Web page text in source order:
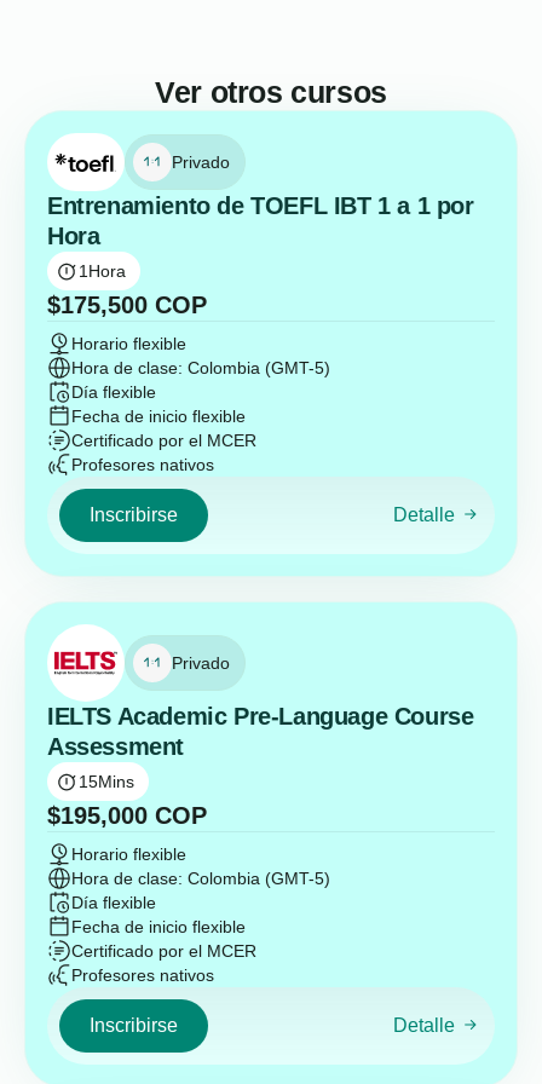
Ver otros cursos
Privado
Entrenamiento de TOEFL IBT 1 a 1 por
Hora
1 Hora
$175,500 COP
Horario flexible
Hora de clase: Colombia (GMT-5)
Día flexible
Fecha de inicio flexible
Certificado por el MCER
Profesores nativos
Inscribirse Detalle
Privado
IELTS Academic Pre-Language Course
Assessment
15Mins
$195,000 COP
Horario flexible
Hora de clase: Colombia (GMT-5)
Día flexible
Fecha de inicio flexible
Certificado por el MCER
Profesores nativos
Inscribirse Detalle